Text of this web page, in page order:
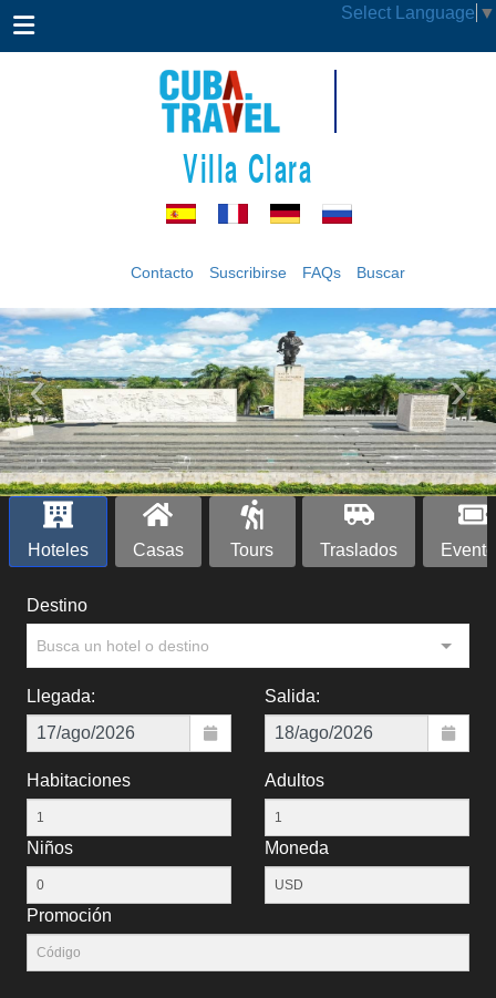
Select Language ▼
Villa Clara
Contacto Suscribirse FAQs Buscar
‹ ›
Hoteles Casas Tours Traslados
Destino
Busca un hotel o destino
Llegada: Salida:
Habitaciones Adultos
Niños Moneda
Promoción